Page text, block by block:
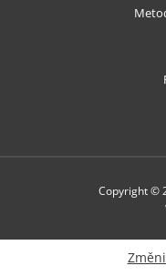
Copyright ©